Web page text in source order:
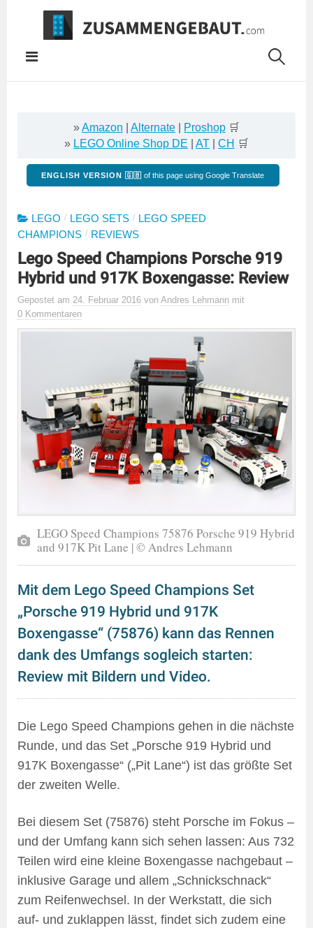
Springe
Inhalt
»Amazon Alternate Proshop 🛒
» LEGO Online Shop DE AT CH 🛒
ENGLISH VERSION 🇬🇧 of this page using Google Translate
LEGO / LEGO SETS / LEGO SPEED
CHAMPIONS / REVIEWS
Lego Speed Champions Porsche 919
Hybrid und 917K Boxengasse: Review
Gepostet am 24. Februar 2016 von Andres Lehmann mit
0 Kommentaren
LEGO Speed Champions 75876 Porsche 919 Hybrid
and 917K Pit Lane | © Andres Lehmann
Mit dem Lego Speed Champions Set
„Porsche 919 Hybrid und 917K
Boxengasse“ (75876) kann das Rennen
dank des Umfangs sogleich starten:
Review mit Bildern und Video.
Die Lego Speed Champions gehen in die nächste
Runde, und das Set „Porsche 919 Hybrid und
917K Boxengasse“ („Pit Lane“) ist das größte Set
der zweiten Welle.
Bei diesem Set (75876) steht Porsche im Fokus –
und der Umfang kann sich sehen lassen: Aus 732
Teilen wird eine kleine Boxengasse nachgebaut –
inklusive Garage und allem „Schnickschnack“
zum Reifenwechsel. In der Werkstatt, die sich
auf- und zuklappen lässt, findet sich zudem eine